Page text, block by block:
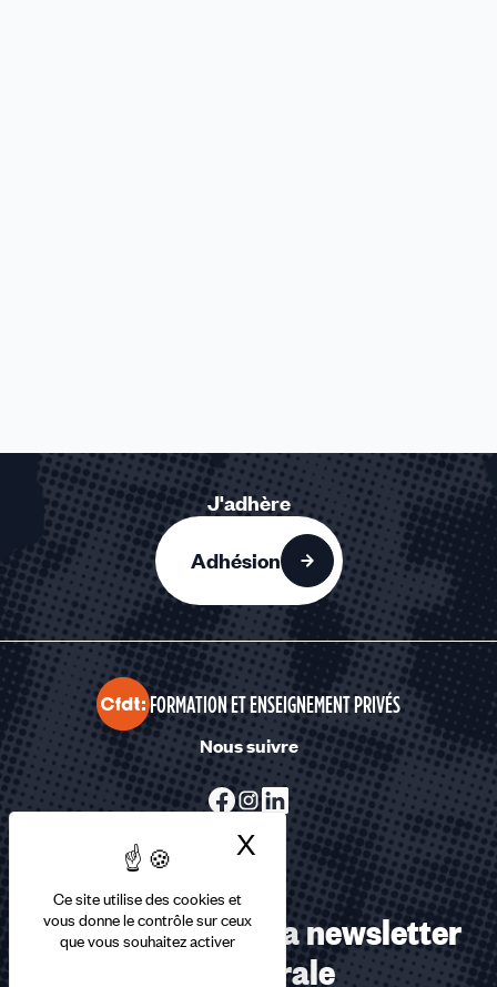
Ce site utilise des cookies et
vous donne le contrôle sur ceux
que vous souhaitez activer
X Masquer le
J'adhère
Adhésion
FORMATION ET ENSEIGNEMENT PRIVÉS
Nous suivre
Abonnez-vous à la newsletter
confédérale